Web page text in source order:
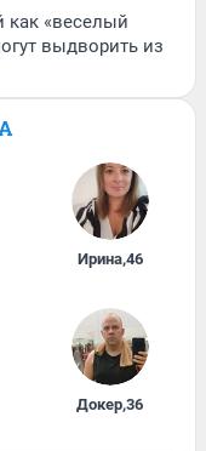
как «веселый
выдворить из
Ирина,46
Докер,36